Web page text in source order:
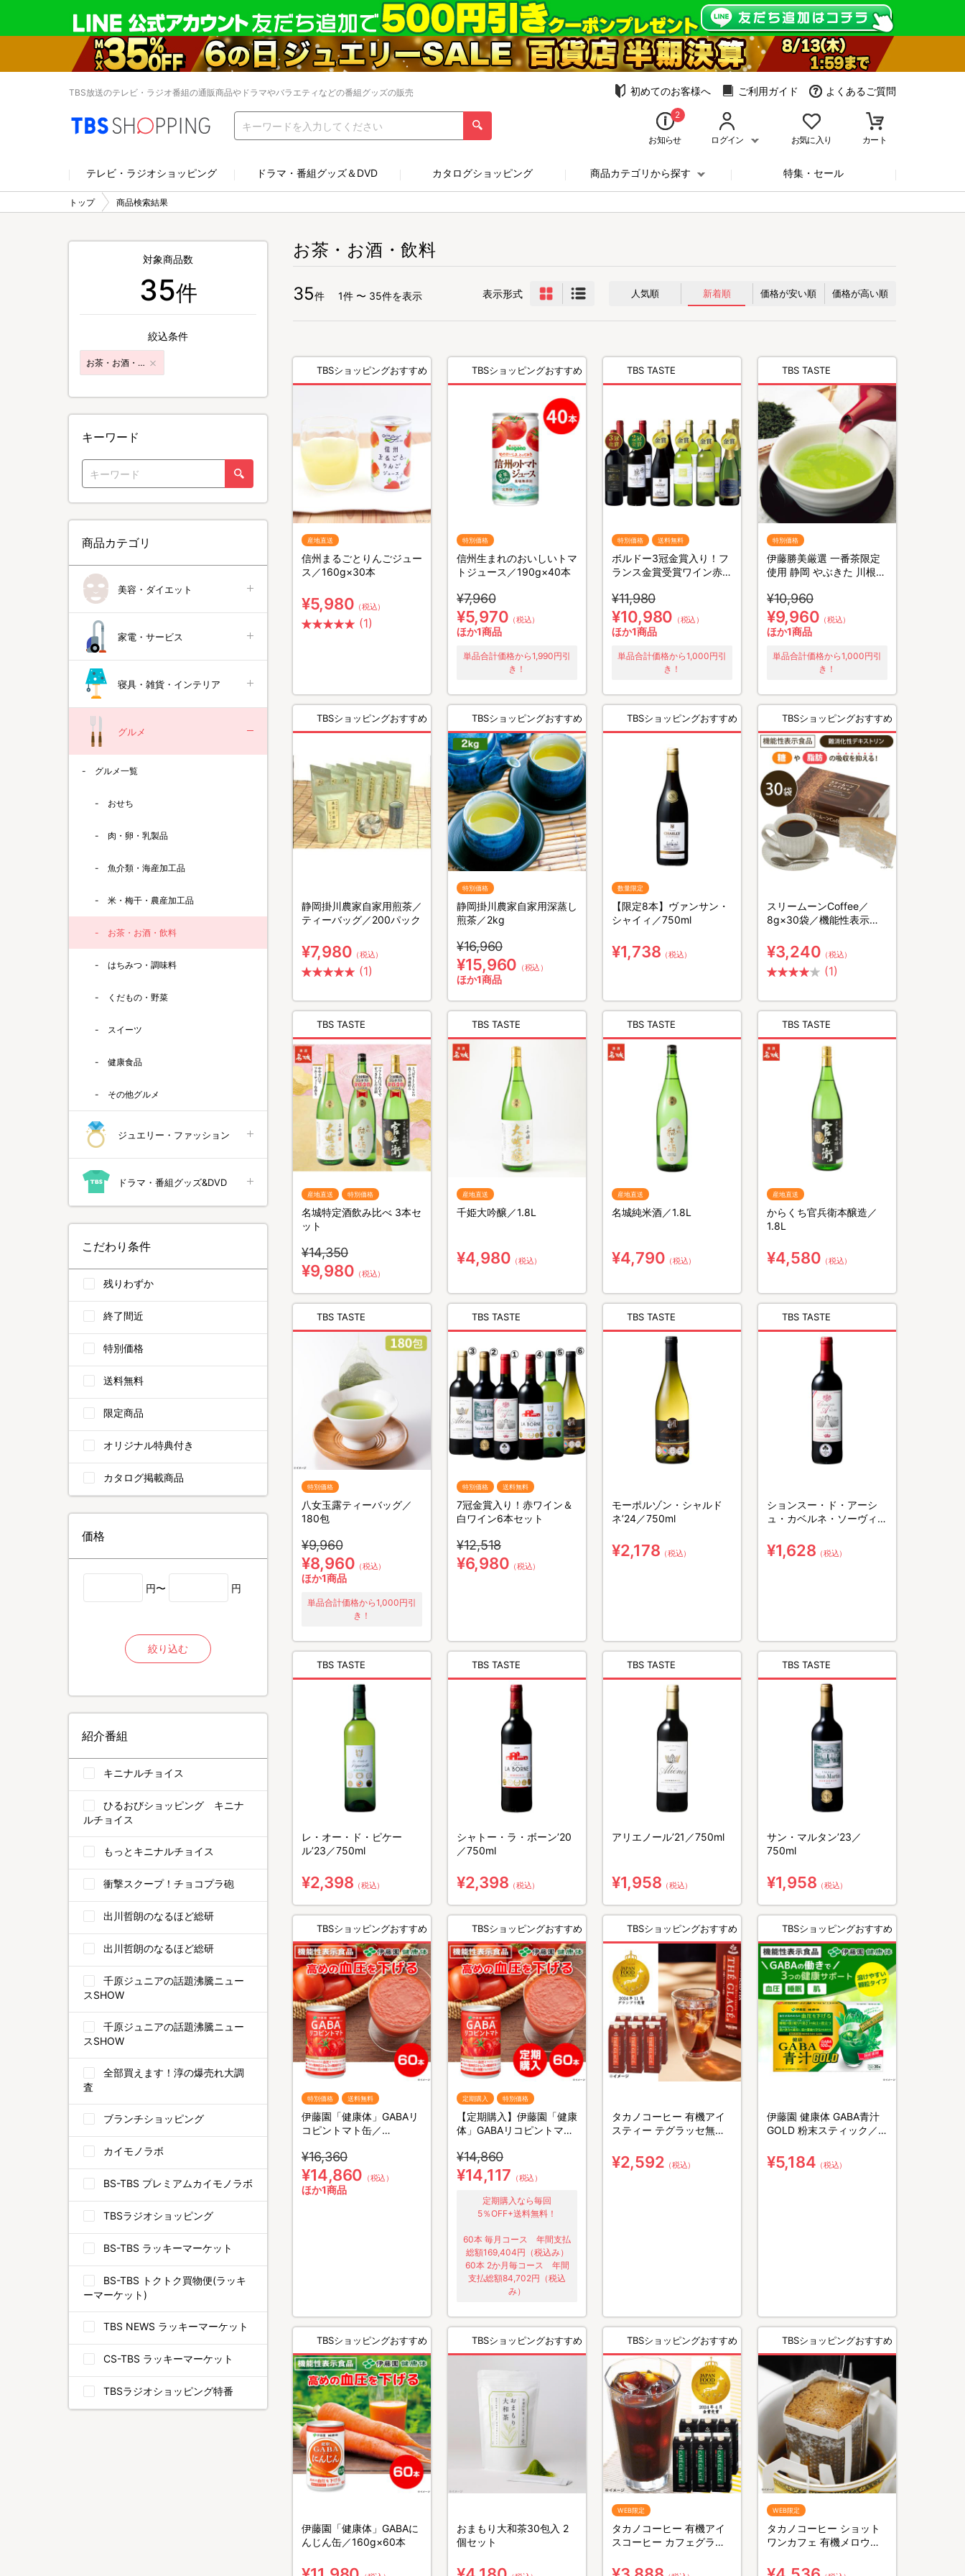
TBS放送のテレビ・ラジオ番組の通販商品やドラマやバラエティなどの番組グッズの販売 初めてのお客様へ ご利用ガイド よくあるご質問
2
お知らせ ログイン お気に入り カート
テレビ・ラジオショッピング ドラマ・番組グッズ＆DVD カタログショッピング 商品カテゴリから探す 特集・セール
トップ 商品検索結果
お茶・お酒・飲料
35件 1件 〜 35件を表示 表示形式 人気順 新着順 価格が安い順 価格が高い順
TBSショッピングおすすめ
産地直送
信州まるごとりんごジュー
ス／160g×30本
¥5,980 （税込）
(1)
TBSショッピングおすすめ
特別価格
信州生まれのおいしいトマ
トジュース／190g×40本
¥7,960
¥5,970 （税込）
ほか1商品
単品合計価格から1,990円引
き！
TBS TASTE
特別価格 送料無料
ボルドー3冠金賞入り！フ
ランス金賞受賞ワイン赤白
¥11,980
¥10,980 （税込）
ほか1商品
単品合計価格から1,000円引
き！
TBS TASTE
特別価格
伊藤勝美厳選 一番茶限定
使用 静岡 やぶきた 川根茶
¥10,960
¥9,960 （税込）
ほか1商品
単品合計価格から1,000円引
き！
TBSショッピングおすすめ
静岡掛川農家自家用煎茶／
ティーバッグ／200パック
¥7,980 （税込）
(1)
TBSショッピングおすすめ
特別価格
静岡掛川農家自家用深蒸し
煎茶／2kg
¥16,960
¥15,960 （税込）
ほか1商品
TBSショッピングおすすめ
数量限定
【限定8本】ヴァンサン・
シャイィ／750ml
¥1,738 （税込）
TBSショッピングおすすめ
スリームーンCoffee／
8g×30袋／機能性表示食
る
¥3,240 （税込）
(1)
TBS TASTE
産地直送 特別価格
名城特定酒飲み比べ 3本セ
ット
¥14,350
¥9,980 （税込）
TBS TASTE
産地直送
千姫大吟醸／1.8L
¥4,980 （税込）
TBS TASTE
産地直送
名城純米酒／1.8L
¥4,790 （税込）
TBS TASTE
産地直送
からくち官兵衛本醸造／
1.8L
¥4,580 （税込）
TBS TASTE
特別価格
八女玉露ティーバッグ／
180包
¥9,960
¥8,960 （税込）
ほか1商品
単品合計価格から1,000円引
き！
TBS TASTE
特別価格 送料無料
7冠金賞入り！赤ワイン＆
白ワイン6本セット
¥12,518
¥6,980 （税込）
TBS TASTE
モーポルゾン・シャルド
ネ’24／750ml
¥2,178 （税込）
TBS TASTE
ションスー・ド・アーシ
ュ・カベルネ・ソーヴィニ
¥1,628 （税込）
TBS TASTE
レ・オー・ド・ピケー
ル’23／750ml
¥2,398 （税込）
TBS TASTE
シャトー・ラ・ボーン’20
／750ml
¥2,398 （税込）
TBS TASTE
アリエノール’21／750ml
¥1,958 （税込）
TBS TASTE
サン・マルタン’23／
750ml
¥1,958 （税込）
TBSショッピングおすすめ
特別価格 送料無料
伊藤園「健康体」GABAリ
コピントマト缶／
食品
¥16,360
¥14,860 （税込）
ほか1商品
TBSショッピングおすすめ
定期購入 特別価格
【定期購入】伊藤園「健康
体」GABAリコピントマト
表示食品
¥14,860
¥14,117 （税込）
定期購入なら毎回
5％OFF+送料無料！
60本 毎月コース 年間支払
総額169,404円（税込み）
60本 2か月毎コース 年間
支払総額84,702円（税込
み）
TBSショッピングおすすめ
タカノコーヒー 有機アイ
スティー テグラッセ無糖
¥2,592 （税込）
TBSショッピングおすすめ
伊藤園 健康体 GABA青汁
GOLD 粉末スティック／
¥5,184 （税込）
TBSショッピングおすすめ
伊藤園「健康体」GABAに
んじん缶／160g×60本
TBSショッピングおすすめ
おまもり大和茶30包入 2
個セット
TBSショッピングおすすめ
WEB限定
タカノコーヒー 有機アイ
スコーヒー カフェグラッ
TBSショッピングおすすめ
WEB限定
タカノコーヒー ショット
ワンカフェ 有機メロウテ
対象商品数
35件
絞込条件
お茶・お酒・飲料
キーワード
商品カテゴリ
美容・ダイエット
家電・サービス
寝具・雑貨・インテリア
グルメ
グルメ一覧
おせち
肉・卵・乳製品
魚介類・海産加工品
米・梅干・農産加工品
お茶・お酒・飲料
はちみつ・調味料
くだもの・野菜
スイーツ
健康食品
その他グルメ
ジュエリー・ファッション
ドラマ・番組グッズ&DVD
こだわり条件
残りわずか
終了間近
特別価格
送料無料
限定商品
オリジナル特典付き
カタログ掲載商品
価格
円〜 円
絞り込む
紹介番組
キニナルチョイス
ひるおびショッピング キニナ
ルチョイス
もっとキニナルチョイス
衝撃スクープ！チョコプラ砲
出川哲朗のなるほど総研
出川哲朗のなるほど総研
千原ジュニアの話題沸騰ニュー
スSHOW
千原ジュニアの話題沸騰ニュー
スSHOW
全部買えます！淳の爆売れ大調
査
ブランチショッピング
カイモノラボ
BS-TBS プレミアムカイモノラボ
TBSラジオショッピング
BS-TBS ラッキーマーケット
BS-TBS トクトク買物便(ラッキ
ーマーケット)
TBS NEWS ラッキーマーケット
CS-TBS ラッキーマーケット
TBSラジオショッピング特番